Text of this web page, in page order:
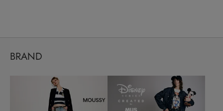
BRAND